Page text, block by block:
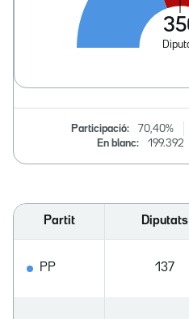
Participació: 70,40%
En blanc:
199.392
Partit Diputats
PP 137